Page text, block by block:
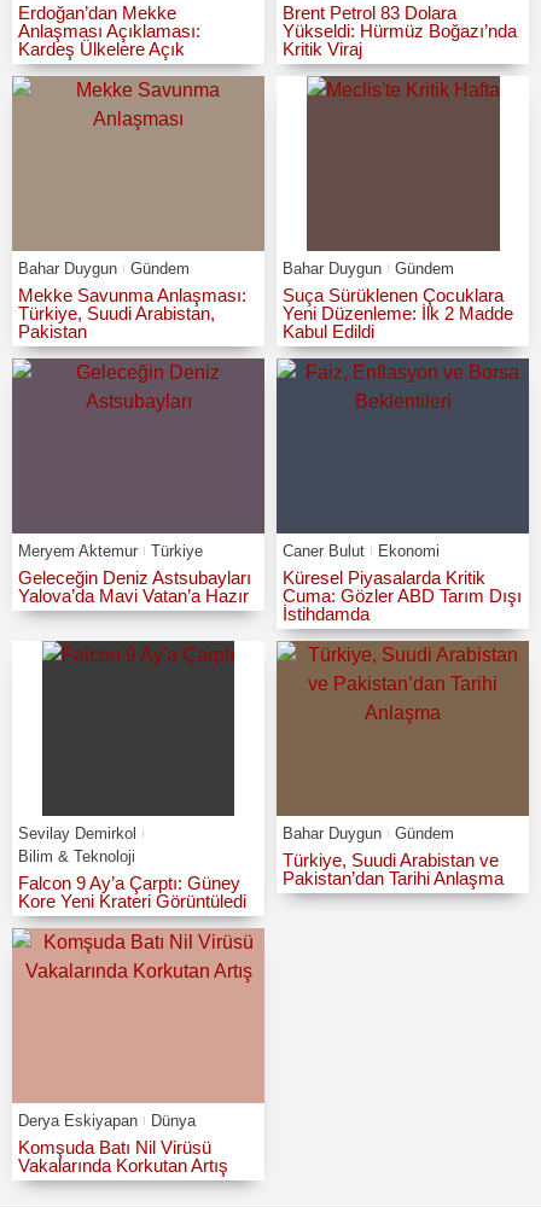
Erdoğan’dan Mekke
Anlaşması Açıklaması:
Kardeş Ülkelere Açık
Brent Petrol 83 Dolara
Yükseldi: Hürmüz Boğazı’nda
Kritik Viraj
Bahar Duygun Gündem
Mekke Savunma Anlaşması:
Türkiye, Suudi Arabistan,
Pakistan
Bahar Duygun Gündem
Suça Sürüklenen Çocuklara
Yeni Düzenleme: İlk 2 Madde
Kabul Edildi
Meryem Aktemur Türkiye
Geleceğin Deniz Astsubayları
Yalova’da Mavi Vatan’a Hazır
Caner Bulut Ekonomi
Küresel Piyasalarda Kritik
Cuma: Gözler ABD Tarım Dışı
İstihdamda
Sevilay Demirkol
Bilim & Teknoloji
Falcon 9 Ay’a Çarptı: Güney
Kore Yeni Krateri Görüntüledi
Bahar Duygun Gündem
Türkiye, Suudi Arabistan ve
Pakistan’dan Tarihi Anlaşma
Derya Eskiyapan Dünya
Komşuda Batı Nil Virüsü
Vakalarında Korkutan Artış